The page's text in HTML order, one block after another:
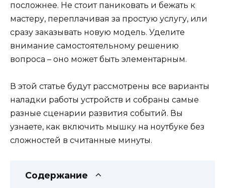
посложнее. Не стоит паниковать и бежать к
мастеру, переплачивая за простую услугу, или
сразу заказывать новую модель. Уделите
внимание самостоятельному решению
вопроса – оно может быть элементарным.
В этой статье будут рассмотрены все варианты
наладки работы устройств и собраны самые
разные сценарии развития событий. Вы
узнаете, как включить мышку на ноутбуке без
сложностей в считанные минуты.
Содержание